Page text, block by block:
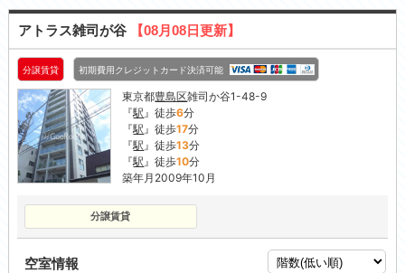
アトラス雑司が谷 【08月08日更新】
分譲賃貸 初期費用クレジットカード決済可能
東京都豊島区雑司か谷1-48-9
『駅』徒歩6分
『駅』徒歩17分
『駅』徒歩13分
『駅』徒歩10分
築年月2009年10月
分譲賃貸
空室情報